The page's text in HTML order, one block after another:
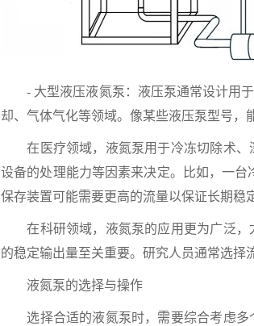
- 大型液压液氮泵：液压泵通常设计用于
却、气体气化等领域。像某些液压泵型号，
在医疗领域，液氮泵用于冷冻切除术、
设备的处理能力等因素来决定。比如，一
保存装置可能需要更高的流量以保证长期稳
在科研领域，液氮泵的应用更为广泛，
的稳定输出量至关重要。研究人员通常选择
液氮泵的选择与操作
选择合适的液氮泵时，需要综合考虑多